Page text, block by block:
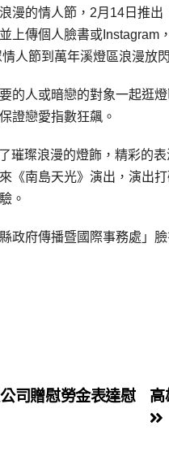
漫的情人節，2月14日推
上傳個人臉書或Instagram
人節到萬年溪燈區浪漫放閃
的人或暗戀的對象一起逛
證戀愛指數狂飆。
璀璨浪漫的燈飾，精彩的
《南島天光》演出，演出
。
政府傳播暨國際事務處」
高
司贈慰勞金表達慰